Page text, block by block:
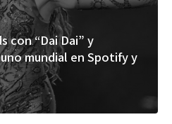
con “Dai Dai” y
mundial en Spotify y